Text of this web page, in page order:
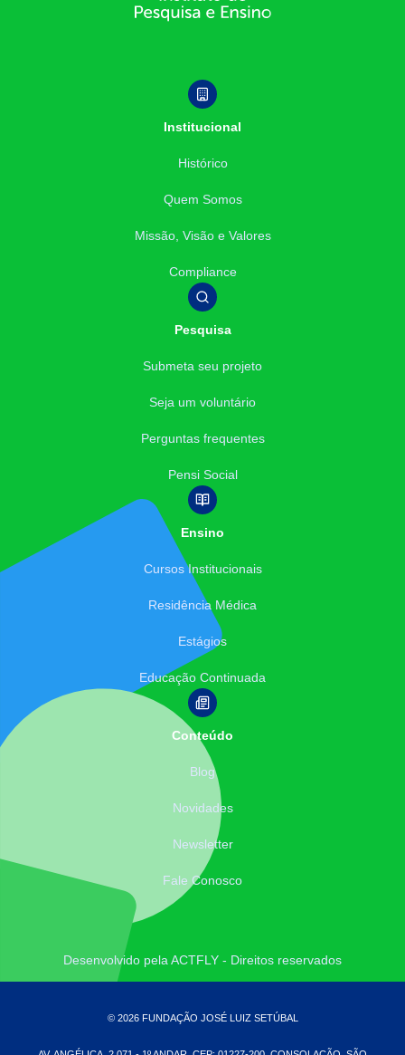
Institucional
Histórico
Quem Somos
Missão, Visão e Valores
Compliance
Pesquisa
Submeta seu projeto
Seja um voluntário
Perguntas frequentes
Pensi Social
Ensino
Cursos Institucionais
Residência Médica
Estágios
Educação Continuada
Conteúdo
Blog
Novidades
Newsletter
Fale Conosco
Desenvolvido pela ACTFLY - Direitos reservados
© 2026 FUNDAÇÃO JOSÉ LUIZ SETÚBAL